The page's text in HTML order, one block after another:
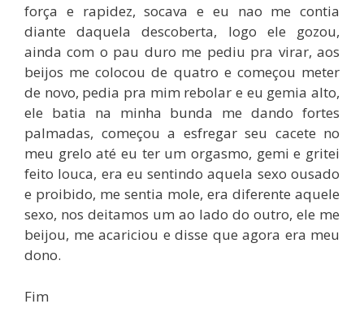
força e rapidez, socava e eu nao me contia
diante daquela descoberta, logo ele gozou,
ainda com o pau duro me pediu pra virar, aos
beijos me colocou de quatro e começou meter
de novo, pedia pra mim rebolar e eu gemia alto,
ele batia na minha bunda me dando fortes
palmadas, começou a esfregar seu cacete no
meu grelo até eu ter um orgasmo, gemi e gritei
feito louca, era eu sentindo aquela sexo ousado
e proibido, me sentia mole, era diferente aquele
sexo, nos deitamos um ao lado do outro, ele me
beijou, me acariciou e disse que agora era meu
dono.
Fim